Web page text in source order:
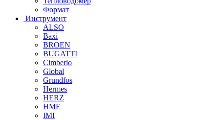
Формат
Инструмент
ALSO
Baxi
BROEN
BUGATTI
Cimberio
Global
Grundfos
Hermes
HERZ
HME
IMI